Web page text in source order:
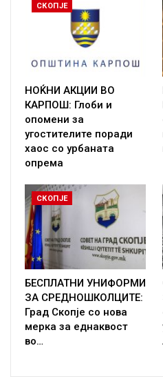
СКОПЈЕ
НОЌНИ АКЦИИ ВО
КАРПОШ: Глоби и
опомени за
угостителите поради
хаос со урбаната
опрема
СКОПЈЕ
БЕСПЛАТНИ УНИФОРМИ
ЗА СРЕДНОШКОЛЦИТЕ:
Град Скопје со нова
мерка за еднаквост
во…